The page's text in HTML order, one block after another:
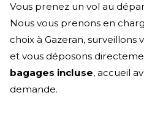
Vous prenez un vol au
Nous vous prenons en
choix à Gazeran,
et vous déposons
bagages incluse, accueil
demande.